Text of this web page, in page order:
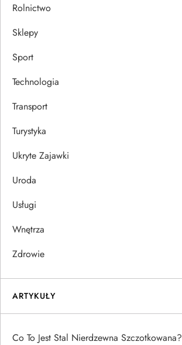
Rolnictwo
Sklepy
Sport
Technologia
Transport
Turystyka
Ukryte Zajawki
Uroda
Usługi
Wnętrza
Zdrowie
ARTYKUŁY
Co To Jest Stal Nierdzewna Szczotkowana?